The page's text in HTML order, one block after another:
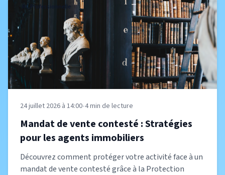
RC Professionnelle
24 juillet 2026 à 14:00•4min de lecture
Mandat de vente contesté : Stratégies
pour les agents immobiliers
Découvrez comment protéger votre activité face à un
mandat de vente contesté grâce à la Protection